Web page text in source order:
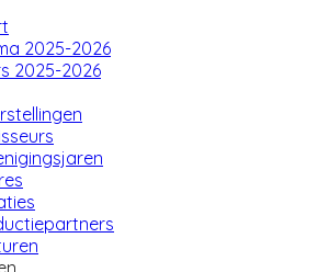
2025-2026
2025-2026